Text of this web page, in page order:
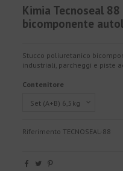
Kimia Tecnoseal
bicomponente
Stucco poliuretanico
industriali, parcheggi e piste
Contenitore
Riferimento TECNOSEAL-88